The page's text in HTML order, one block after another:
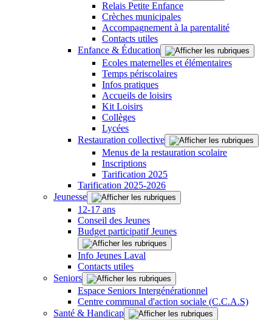
Relais Petite Enfance
Crèches municipales
Accompagnement à la parentalité
Contacts utiles
Enfance & Éducation
Ecoles maternelles et élémentaires
Temps périscolaires
Infos pratiques
Accueils de loisirs
Kit Loisirs
Collèges
Lycées
Restauration collective
Menus de la restauration scolaire
Inscriptions
Tarification 2025
Tarification 2025-2026
Jeunesse
12-17 ans
Conseil des Jeunes
Budget participatif Jeunes
Info Jeunes Laval
Contacts utiles
Seniors
Espace Seniors Intergénérationnel
Centre communal d'action sociale (C.C.A.S)
Santé & Handicap